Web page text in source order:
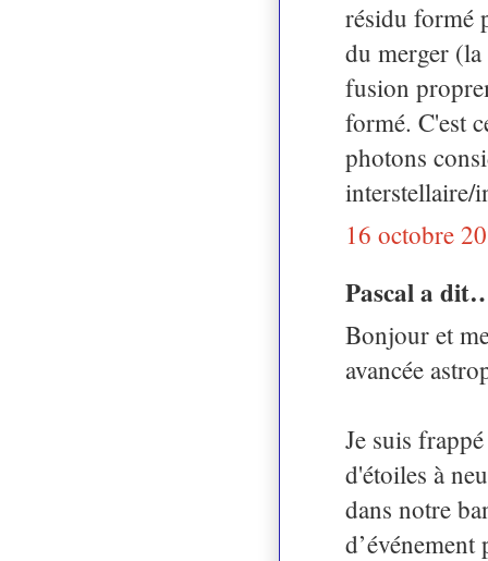
résidu formé
du merger
fusion
formé. C'est
photons
interstellaire/
16 octobre
Pascal a
Bonjour et
avancée
Je suis
d'étoiles à
dans notre